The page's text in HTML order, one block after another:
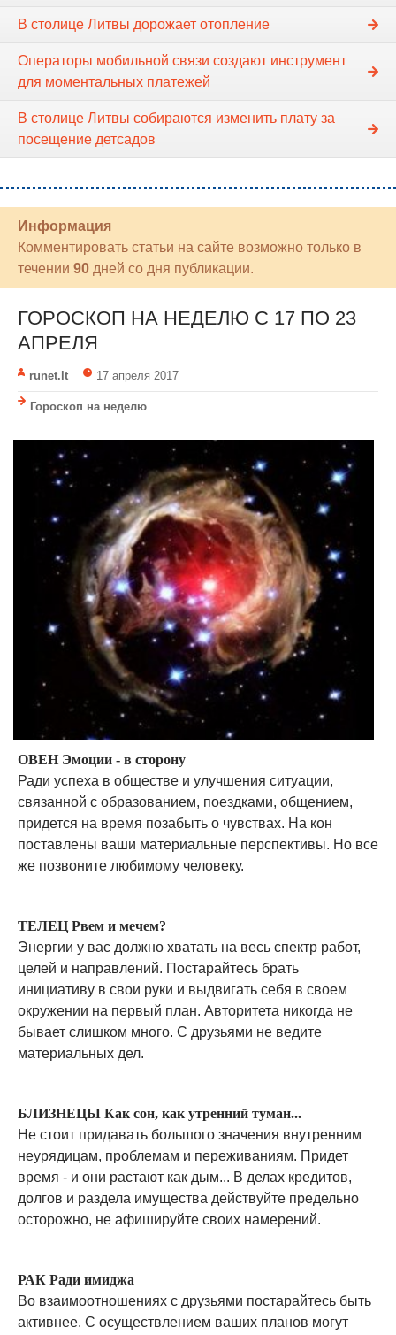
В столице Литвы дорожает отопление
Операторы мобильной связи создают инструмент
для моментальных платежей
В столице Литвы собираются изменить плату за
посещение детсадов
Информация
Комментировать статьи на сайте возможно только в
течении 90 дней со дня публикации.
ГОРОСКОП НА НЕДЕЛЮ C 17 ПО 23
АПРЕЛЯ
runet.lt 17 апреля 2017
Гороскоп на неделю
ОВЕН Эмоции - в сторону
Ради успеха в обществе и улучшения ситуации,
связанной с образованием, поездками, общением,
придется на время позабыть о чувствах. На кон
поставлены ваши материальные перспективы. Но все
же позвоните любимому человеку.
ТЕЛЕЦ Рвем и мечем?
Энергии у вас должно хватать на весь спектр работ,
целей и направлений. Постарайтесь брать
инициативу в свои руки и выдвигать себя в своем
окружении на первый план. Авторитета никогда не
бывает слишком много. С друзьями не ведите
материальных дел.
БЛИЗНЕЦЫ Как сон, как утренний туман...
Не стоит придавать большого значения внутренним
неурядицам, проблемам и переживаниям. Придет
время - и они растают как дым... В делах кредитов,
долгов и раздела имущества действуйте предельно
осторожно, не афишируйте своих намерений.
РАК Ради имиджа
Во взаимоотношениях с друзьями постарайтесь быть
активнее. С осуществлением ваших планов могут